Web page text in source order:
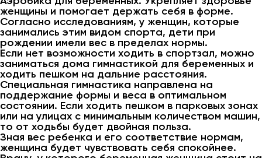
женщины и помогает держать себя в форме.
Согласно исследованиям, у женщин, которые
занимались этим видом спорта, дети при
рождении имели вес в пределах нормы.
Если нет возможности ходить в спортзал, можно
заниматься дома гимнастикой для беременных и
ходить пешком на дальние расстояния.
Специальная гимнастика направлена на
поддержание формы и веса в оптимальном
состоянии. Если ходить пешком в парковых зонах
или на улицах с минимальным количеством машин,
то от ходьбы будет двойная польза.
Зная вес ребенка и его соответствие нормам,
женщина будет чувствовать себя спокойнее.